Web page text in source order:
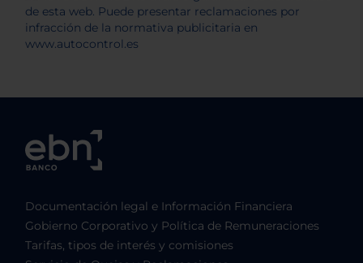
Documentación legal e Información Financiera
Gobierno Corporativo y Política de Remuneraciones
Tarifas, tipos de interés y comisiones